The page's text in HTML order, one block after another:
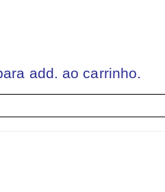
add. ao carrinho.